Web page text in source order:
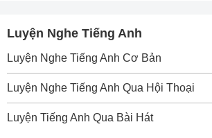
Luyện Nghe Tiếng Anh
Luyện Nghe Tiếng Anh Cơ Bản
Luyện Nghe Tiếng Anh Qua Hội Thoại
Luyện Tiếng Anh Qua Bài Hát